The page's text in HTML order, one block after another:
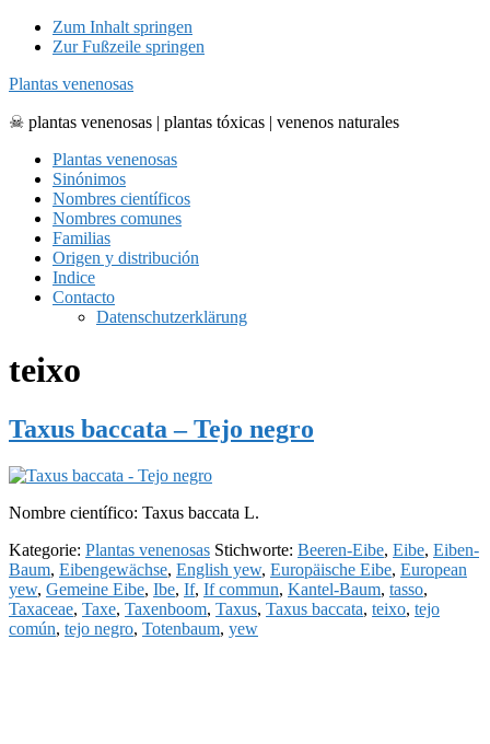
Zum Inhalt springen
Zur Fußzeile springen
Plantas venenosas
☠ plantas venenosas | plantas tóxicas | venenos naturales
Plantas venenosas
Sinónimos
Nombres científicos
Nombres comunes
Familias
Origen y distribución
Indice
Contacto
Datenschutzerklärung
teixo
Taxus baccata – Tejo negro
Nombre científico: Taxus baccata L.
Kategorie: Plantas venenosas Stichworte: Beeren-Eibe, Eibe, Eiben-
Baum, Eibengewächse, English yew, Europäische Eibe, European
yew, Gemeine Eibe, Ibe, If, If commun, Kantel-Baum, tasso,
Taxaceae, Taxe, Taxenboom, Taxus, Taxus baccata, teixo, tejo
común, tejo negro, Totenbaum, yew